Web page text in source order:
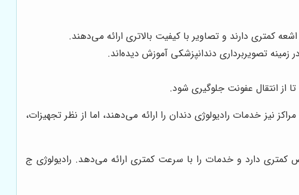
کمتری دارند و تصاویر با کیفیت بالاتری ارائه می‌دهند.
تصویربرداری دندانپزشکی آموزش دیده‌اند.
از انتقال عفونت جلوگیری شود.
نیز خدمات رادیولوژی دندان را ارائه می‌دهند، اما از نظر تجهیزات،
کمتری دارد و خدمات را با سرعت کمتری ارائه می‌دهد. رادیولوژی ج